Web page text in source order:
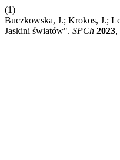
(1)
Buczkowska, J.; Krokos, J.;
Jaskini światów". SPCh 2023,